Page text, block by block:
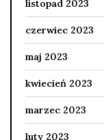
listopad 2023
czerwiec 2023
maj 2023
kwiecień 2023
marzec 2023
luty 2023